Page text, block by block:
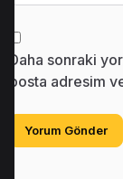
Daha sonraki
posta adresim